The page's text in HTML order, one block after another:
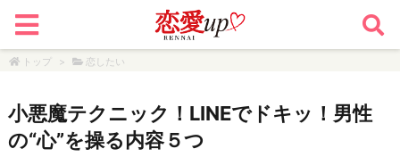
トップ > 恋したい
小悪魔テクニック！LINEでドキッ！男性
の“心”を操る内容５つ